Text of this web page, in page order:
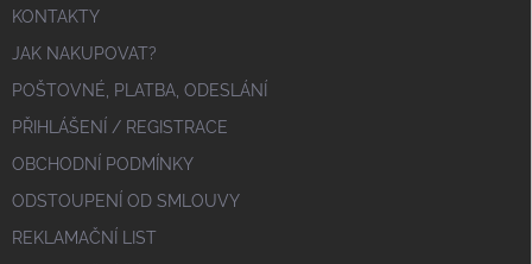
KONTAKTY
JAK NAKUPOVAT?
POŠTOVNÉ, PLATBA, ODESLÁNÍ
PŘIHLÁŠENÍ / REGISTRACE
OBCHODNÍ PODMÍNKY
ODSTOUPENÍ OD SMLOUVY
REKLAMAČNÍ LIST